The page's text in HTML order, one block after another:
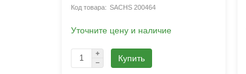
SACHS 200464
Уточните цену и наличие
Купить